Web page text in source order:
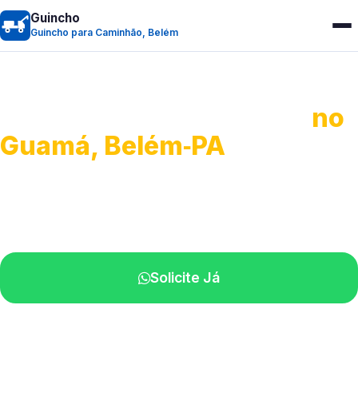
Guincho
Guincho para Caminhão, Belém
no
Guamá, Belém‑PA
Solicite Já